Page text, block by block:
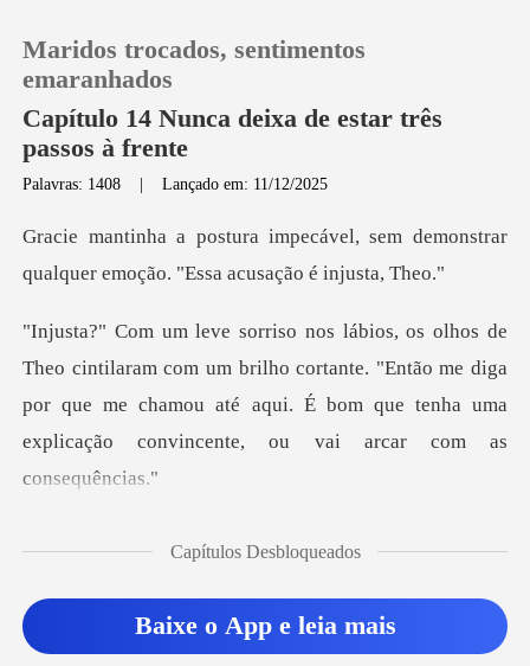
Loja
Sair
Baixar App
Maridos trocados, sentimentos
emaranhados
Capítulo 14 Nunca deixa de estar três
passos à frente
Palavras: 1408 |Lançado em: 11/12/2025
el, sem demonstrar
qualquer emoçã
om um brilho cortante. "Então me diga
por que me chamou até aqui. É bom
Capítulos Desbloqueados
Baixe o App e leia mais